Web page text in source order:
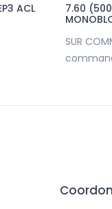
ACL
7.60
SUR